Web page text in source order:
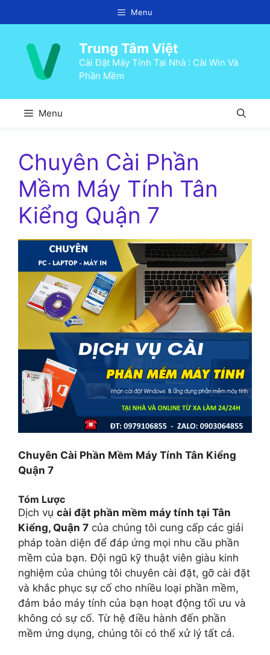
đến
Menu
Trung Tâm Việt
Cài Đặt Máy Tính Tại Nhà : Cài Win Và
Phần Mềm
Menu
Chuyên Cài Phần
Mềm Máy Tính Tân
Kiểng Quận 7
Chuyên Cài Phần Mềm Máy Tính Tân Kiểng
Quận 7
Tóm Lược
Dịch vụ cài đặt phần mềm máy tính tại Tân
Kiểng, Quận 7 của chúng tôi cung cấp các giải
pháp toàn diện để đáp ứng mọi nhu cầu phần
mềm của bạn. Đội ngũ kỹ thuật viên giàu kinh
nghiệm của chúng tôi chuyên cài đặt, gỡ cài đặt
và khắc phục sự cố cho nhiều loại phần mềm,
đảm bảo máy tính của bạn hoạt động tối ưu và
không có sự cố. Từ hệ điều hành đến phần
mềm ứng dụng, chúng tôi có thể xử lý tất cả.